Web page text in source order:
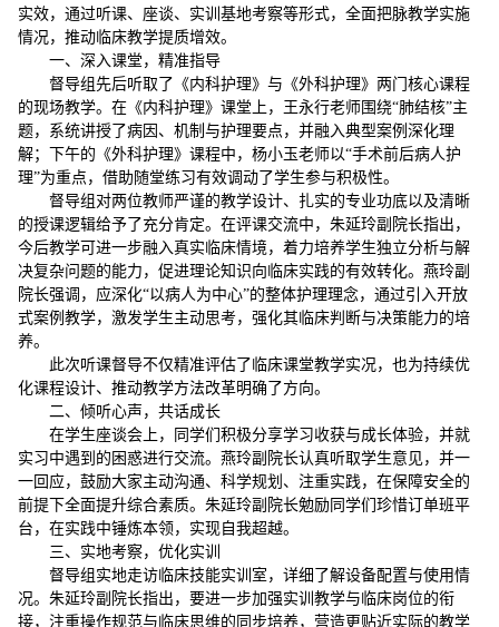
实效，通过听课、座谈、实训基地考察等形式，全面把脉教学实施
情况，推动临床教学提质增效。
一、深入课堂，精准指导
督导组先后听取了《内科护理》与《外科护理》两门核心课程
的现场教学。在《内科护理》课堂上，王永行老师围绕“肺结核”主
题，系统讲授了病因、机制与护理要点，并融入典型案例深化理
解；下午的《外科护理》课程中，杨小玉老师以“手术前后病人护
理”为重点，借助随堂练习有效调动了学生参与积极性。
督导组对两位教师严谨的教学设计、扎实的专业功底以及清晰
的授课逻辑给予了充分肯定。在评课交流中，朱延玲副院长指出，
今后教学可进一步融入真实临床情境，着力培养学生独立分析与解
决复杂问题的能力，促进理论知识向临床实践的有效转化。燕玲副
院长强调，应深化“以病人为中心”的整体护理理念，通过引入开放
式案例教学，激发学生主动思考，强化其临床判断与决策能力的培
养。
此次听课督导不仅精准评估了临床课堂教学实况，也为持续优
化课程设计、推动教学方法改革明确了方向。
二、倾听心声，共话成长
在学生座谈会上，同学们积极分享学习收获与成长体验，并就
实习中遇到的困惑进行交流。燕玲副院长认真听取学生意见，并一
一回应，鼓励大家主动沟通、科学规划、注重实践，在保障安全的
前提下全面提升综合素质。朱延玲副院长勉励同学们珍惜订单班平
台，在实践中锤炼本领，实现自我超越。
三、实地考察，优化实训
督导组实地走访临床技能实训室，详细了解设备配置与使用情
况。朱延玲副院长指出，要进一步加强实训教学与临床岗位的衔
接，注重操作规范与临床思维的同步培养，营造更贴近实际的教学